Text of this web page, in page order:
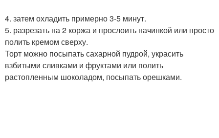
4. затем охладить примерно 3-5 минут.
5. разрезать на 2 коржа и прослоить начинкой или просто
полить кремом сверху.
Торт можно посыпать сахарной пудрой, украсить
взбитыми сливками и фруктами или полить
растопленным шоколадом, посыпать орешками.